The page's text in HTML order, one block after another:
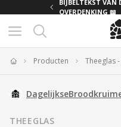
BIJBELTEKST VAN DE
OVERDENKING 📖
Producten Theeglas
THEEGLAS